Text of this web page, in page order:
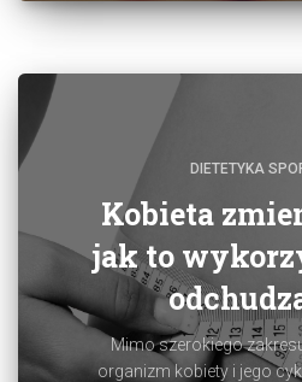
DIETETYKA
Kobieta
jak to
Mimo szerokiego
organizm kobiety i jego